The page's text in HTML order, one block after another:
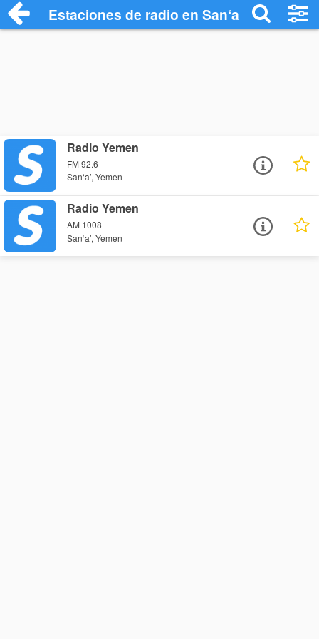
Estaciones de radio en San‘a’ -
Radio Yemen
FM 92.6
San‘a’, Yemen
Radio Yemen
AM 1008
San‘a’, Yemen